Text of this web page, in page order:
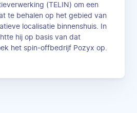
(TELIN) om een
te behalen op het gebied van
localisatie binnenshuis. In
hij op basis van dat
het spin-offbedrijf Pozyx op.